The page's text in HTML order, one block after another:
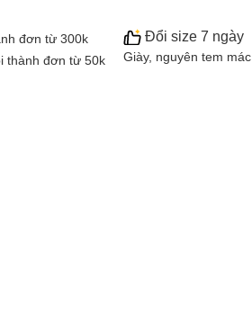
đơn từ 300k
thành đơn từ 50k
Đổi size 7 ngày
Giày, nguyên tem mác